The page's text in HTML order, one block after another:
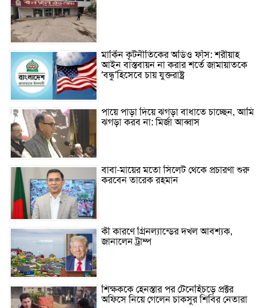
মার্কিন কূটনীতিকের অডিও ফাঁস: শরীয়াহ
আইন বাস্তবায়ন না করার শর্তে জামায়াতকে
‘বন্ধু’হিসেবে চায় যুক্তরাষ্ট্র
পায়ে পাড়া দিয়ে ঝগড়া বাধাতে চাচ্ছেন, আমি
ঝগড়া করব না: মির্জা আব্বাস
বাবা-মায়ের মতো সিলেট থেকে প্রচারণা শুরু
করবেন তারেক রহমান
কী কারণে গ্রিনল্যান্ডের দখল আবশ্যক,
জানালেন ট্রাম্প
শিক্ষককে হেনস্তার পর টেনেহিঁচড়ে প্রক্টর
অফিসে নিয়ে গেলেন চাকসুর শিবির নেতারা